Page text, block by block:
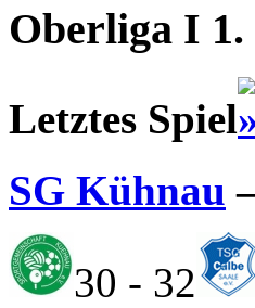
Oberliga I
Letztes Spiel
SG Kühnau
30 - 32